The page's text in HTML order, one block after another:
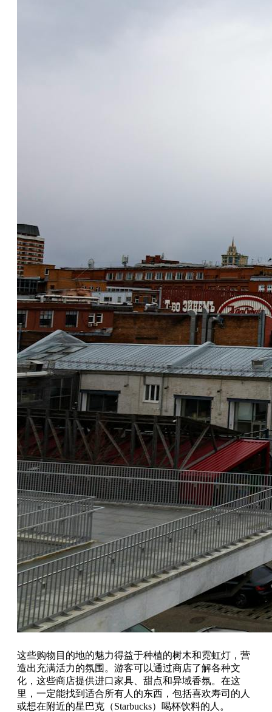
这些购物目的地的魅力得益于种植的树木和霓虹灯，营
造出充满活力的氛围。游客可以通过商店了解各种文
化，这些商店提供进口家具、甜点和异域香氛。在这
里，一定能找到适合所有人的东西，包括喜欢寿司的人
或想在附近的星巴克（Starbucks）喝杯饮料的人。